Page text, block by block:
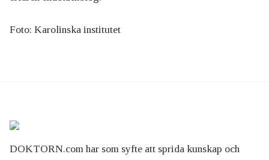
Foto: Karolinska institutet
DOKTORN.com har som syfte att sprida kunskap och